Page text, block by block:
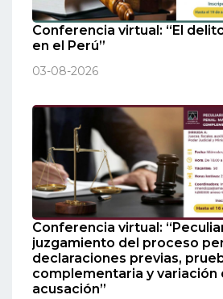
Conferencia virtual: “El
en el Perú”
03-08-2026
Conferencia virtual:
juzgamiento del proceso
declaraciones previas,
complementaria y variación
acusación”